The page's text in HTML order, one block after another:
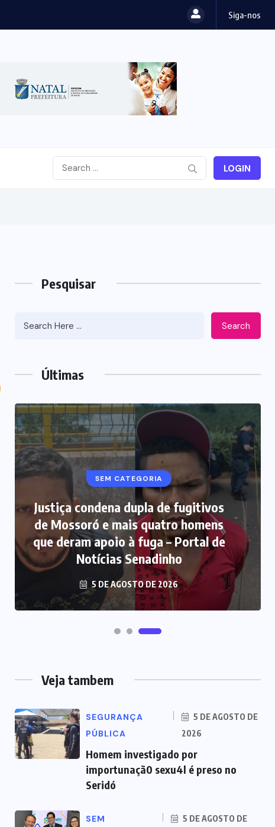
Siga-nos
LOGIN
Pesquisar
Search
Últimas
SEGURANÇA PÚBLICA
Homem investigado por
importunaçã0 sexu4l é preso no
Seridó
5 DE AGOSTO DE 2026
Veja tambem
SEGURANÇA
PÚBLICA
5 DE AGOSTO DE
2026
Homem investigado por
importunaçã0 sexu4l é preso no
Seridó
SEM
5 DE AGOSTO DE